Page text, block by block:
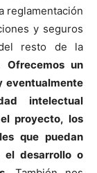
reglamentación
y seguros
resto de la
Ofrecemos un
eventualmente
intelectual
proyecto, los
que puedan
el desarrollo o